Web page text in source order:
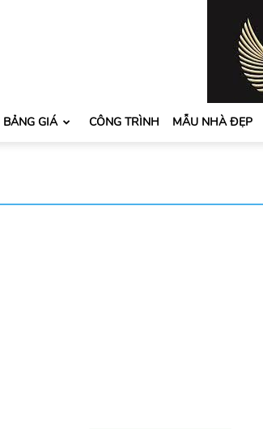
BẢNG GIÁ CÔNG TRÌNH MẪU NHÀ ĐẸP